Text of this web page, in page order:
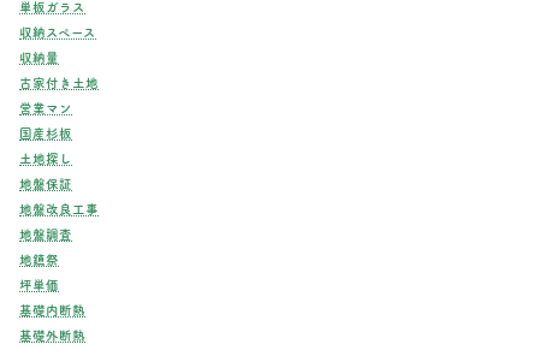
単板ガラス
収納スペース
収納量
古家付き土地
営業マン
国産杉板
土地探し
地盤保証
地盤改良工事
地盤調査
地鎮祭
坪単価
基礎内断熱
基礎外断熱